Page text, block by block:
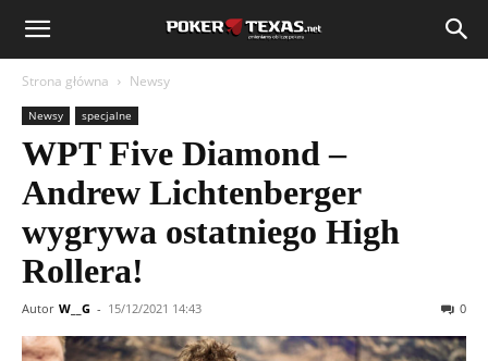
Strona główna Newsy
Newsy specjalne
WPT Five Diamond –
Andrew Lichtenberger
wygrywa ostatniego High
Rollera!
Autor W__G - 15/12/2021 14:43 0